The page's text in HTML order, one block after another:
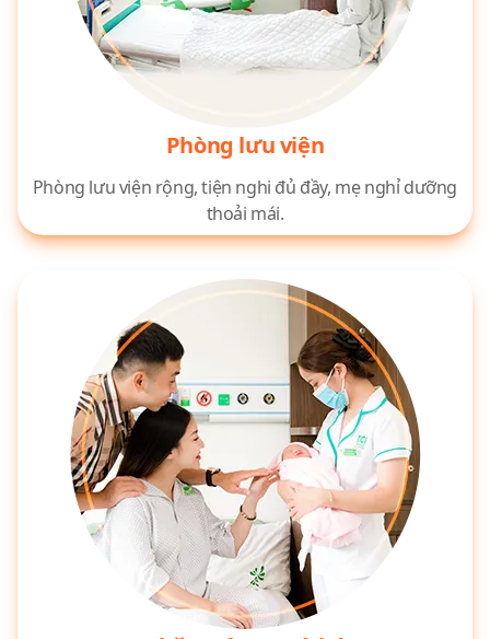
Phòng lưu viện
Phòng lưu viện rộng, tiện nghi đủ đầy, mẹ nghỉ dưỡng
thoải mái.